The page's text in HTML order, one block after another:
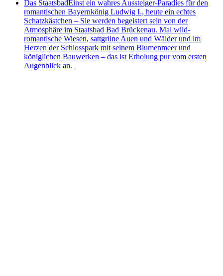
Das StaatsbadEinst ein wahres Aussteiger-Paradies für den
romantischen Bayernkönig Ludwig I., heute ein echtes
Schatzkästchen – Sie werden begeistert sein von der
Atmosphäre im Staatsbad Bad Brückenau. Mal wild-
romantische Wiesen, sattgrüne Auen und Wälder und im
Herzen der Schlosspark mit seinem Blumenmeer und
königlichen Bauwerken – das ist Erholung pur vom ersten
Augenblick an.